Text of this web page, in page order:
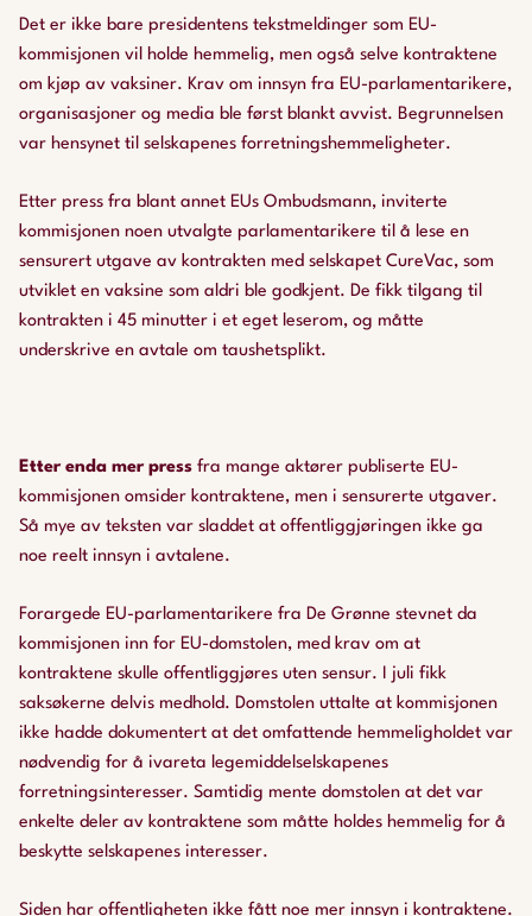
Det er ikke bare presidentens tekstmeldinger som EU-
kommisjonen vil holde hemmelig, men også selve kontraktene
om kjøp av vaksiner. Krav om innsyn fra EU-parlamentarikere,
organisasjoner og media ble først blankt avvist. Begrunnelsen
var hensynet til selskapenes forretningshemmeligheter.
Etter press fra blant annet EUs Ombudsmann, inviterte
kommisjonen noen utvalgte parlamentarikere til å lese en
sensurert utgave av kontrakten med selskapet CureVac, som
utviklet en vaksine som aldri ble godkjent. De fikk tilgang til
kontrakten i 45 minutter i et eget leserom, og måtte
underskrive en avtale om taushetsplikt.
Etter enda mer press fra mange aktører publiserte EU-
kommisjonen omsider kontraktene, men i sensurerte utgaver.
Så mye av teksten var sladdet at offentliggjøringen ikke ga
noe reelt innsyn i avtalene.
Forargede EU-parlamentarikere fra De Grønne stevnet da
kommisjonen inn for EU-domstolen, med krav om at
kontraktene skulle offentliggjøres uten sensur. I juli fikk
saksøkerne delvis medhold. Domstolen uttalte at kommisjonen
ikke hadde dokumentert at det omfattende hemmeligholdet var
nødvendig for å ivareta legemiddelselskapenes
forretningsinteresser. Samtidig mente domstolen at det var
enkelte deler av kontraktene som måtte holdes hemmelig for å
beskytte selskapenes interesser.
Siden har offentligheten ikke fått noe mer innsyn i kontraktene.